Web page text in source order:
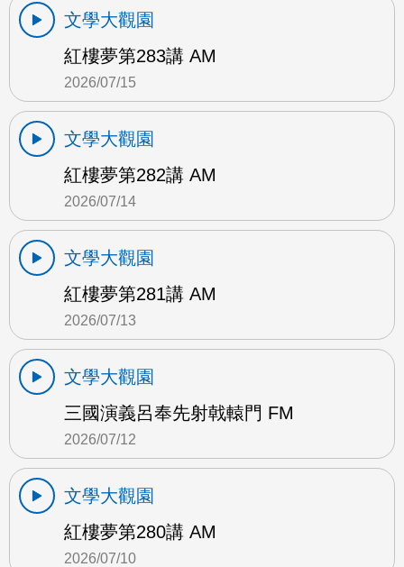
文學大觀園
紅樓夢第283講 AM
2026/07/15
文學大觀園
紅樓夢第282講 AM
2026/07/14
文學大觀園
紅樓夢第281講 AM
2026/07/13
文學大觀園
三國演義呂奉先射戟轅門 FM
2026/07/12
文學大觀園
紅樓夢第280講 AM
2026/07/10